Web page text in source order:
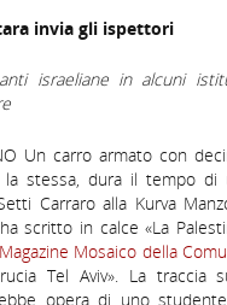
invia gli ispettori
israeliane in alcuni
Un carro armato con
la stessa, dura il tempo
Carraro alla Kurva
scritto in calce «La
Mosaico della
Tel Aviv». La
opera di uno